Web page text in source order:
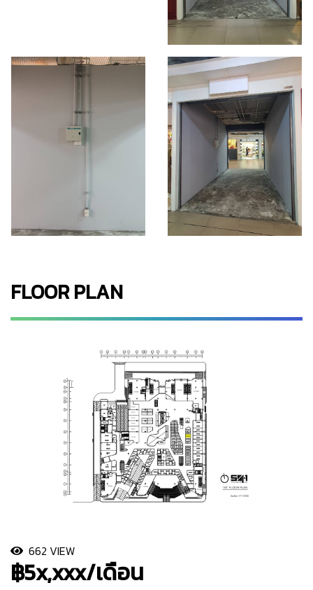
FLOOR PLAN
662 VIEW
฿5x,xxx/เดือน